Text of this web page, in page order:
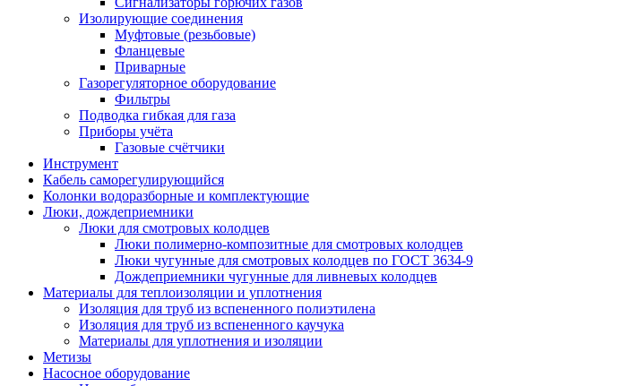
Изолирующие соединения
Муфтовые (резьбовые)
Фланцевые
Приварные
Газорегуляторное оборудование
Фильтры
Подводка гибкая для газа
Приборы учёта
Газовые счётчики
Инструмент
Кабель саморегулирующийся
Колонки водоразборные и комплектующие
Люки, дождеприемники
Люки для смотровых колодцев
Люки полимерно-композитные для смотровых колодцев
Люки чугунные для смотровых колодцев по ГОСТ 3634-9
Дождеприемники чугунные для ливневых колодцев
Материалы для теплоизоляции и уплотнения
Изоляция для труб из вспененного полиэтилена
Изоляция для труб из вспененного каучука
Материалы для уплотнения и изоляции
Метизы
Насосное оборудование